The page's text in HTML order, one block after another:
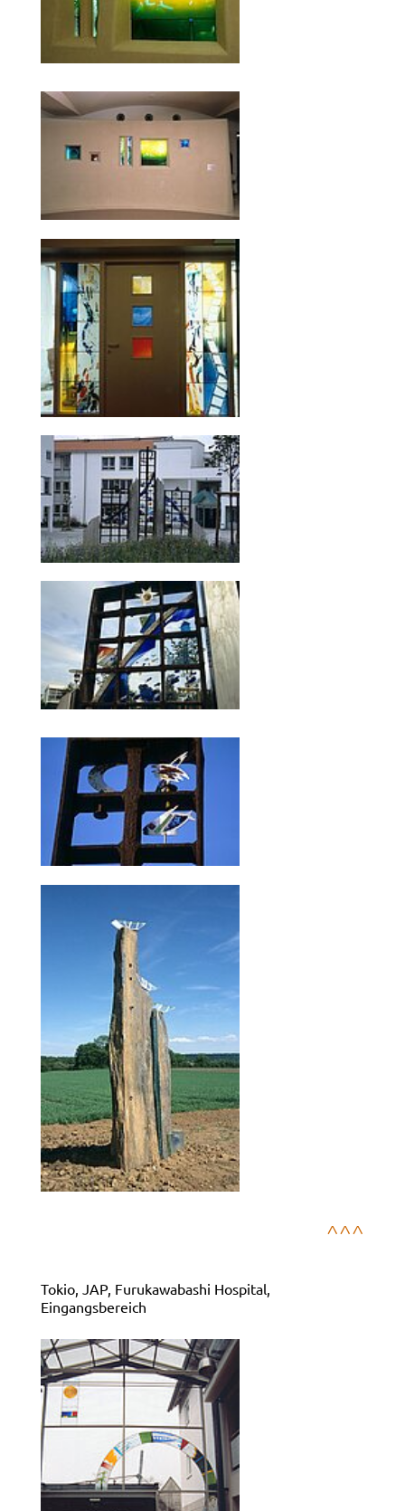
^^^
Tokio, JAP, Furukawabashi Hospital,
Eingangsbereich